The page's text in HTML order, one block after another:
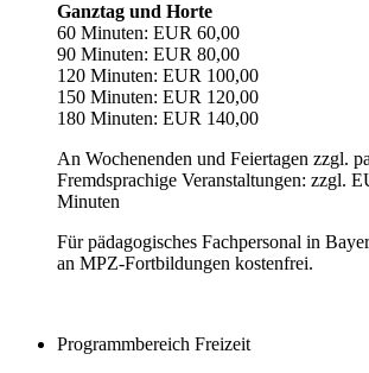
Ganztag und Horte
60 Minuten: EUR 60,00
90 Minuten: EUR 80,00
120 Minuten: EUR 100,00
150 Minuten: EUR 120,00
180 Minuten: EUR 140,00
An Wochenenden und Feiertagen zzgl.
Fremdsprachige Veranstaltungen: zzgl.
Minuten
Für pädagogisches Fachpersonal in
an MPZ-Fortbildungen kostenfrei.
Programmbereich Freizeit